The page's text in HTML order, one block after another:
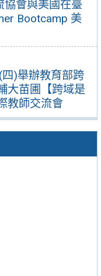
協會與美國在臺
Bootcamp 美
)舉辦教育部跨
大苗圃【跨域是
教師交流會